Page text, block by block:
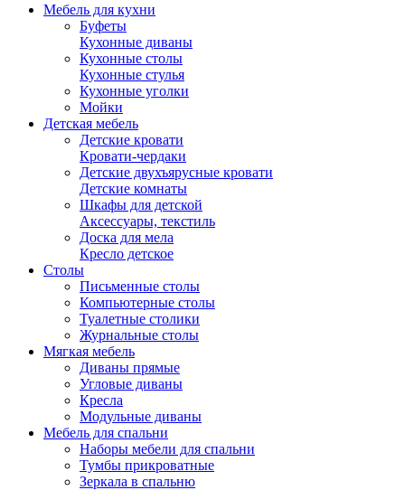
Мебель для кухни
Буфеты
Кухонные диваны
Кухонные столы
Кухонные стулья
Кухонные уголки
Мойки
Детская мебель
Детские кровати
Кровати-чердаки
Детские двухъярусные кровати
Детские комнаты
Шкафы для детской
Аксессуары, текстиль
Доска для мела
Кресло детское
Столы
Письменные столы
Компьютерные столы
Туалетные столики
Журнальные столы
Мягкая мебель
Диваны прямые
Угловые диваны
Кресла
Модульные диваны
Мебель для спальни
Наборы мебели для спальни
Тумбы прикроватные
Зеркала в спальню